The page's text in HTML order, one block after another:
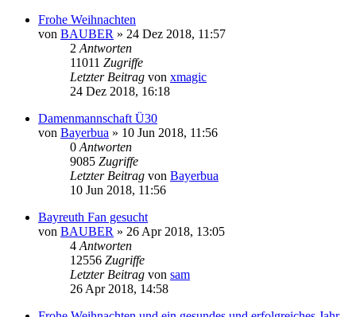
Frohe Weihnachten
von BAUBER » 24 Dez 2018, 11:57
2 Antworten
11011 Zugriffe
Letzter Beitrag von xmagic
24 Dez 2018, 16:18
Damenmannschaft Ü30
von Bayerbua » 10 Jun 2018, 11:56
0 Antworten
9085 Zugriffe
Letzter Beitrag von Bayerbua
10 Jun 2018, 11:56
Bayreuth Fan gesucht
von BAUBER » 26 Apr 2018, 13:05
4 Antworten
12556 Zugriffe
Letzter Beitrag von sam
26 Apr 2018, 14:58